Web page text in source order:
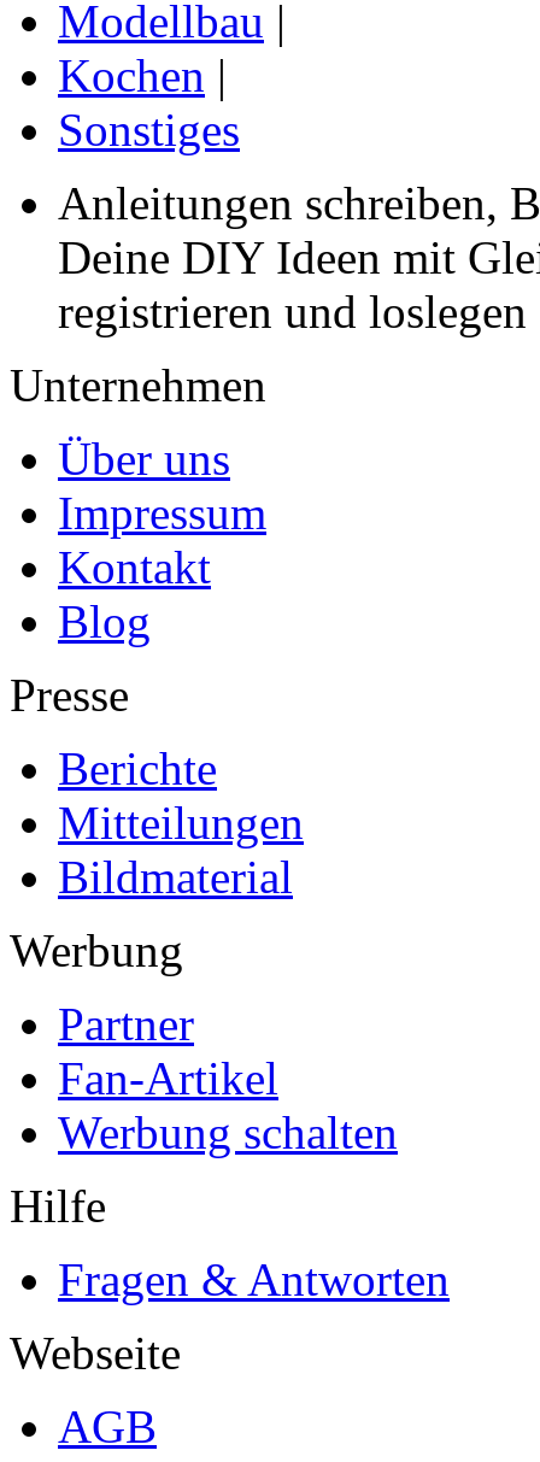
Modellbau |
Kochen |
Sonstiges
Anleitungen schreiben,
Deine DIY Ideen mit
registrieren und loslegen
Unternehmen
Über uns
Impressum
Kontakt
Blog
Presse
Berichte
Mitteilungen
Bildmaterial
Werbung
Partner
Fan-Artikel
Werbung schalten
Hilfe
Fragen & Antworten
Webseite
AGB